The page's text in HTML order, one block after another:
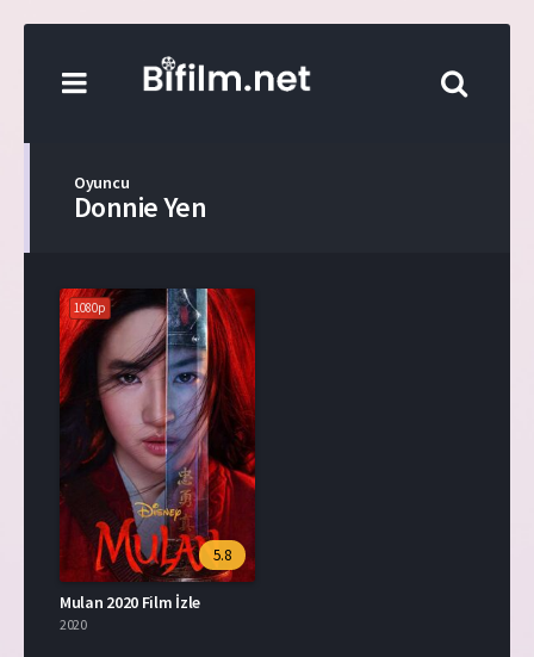
Oyuncu
Donnie Yen
1080p
5.8
Mulan 2020 Film İzle
2020